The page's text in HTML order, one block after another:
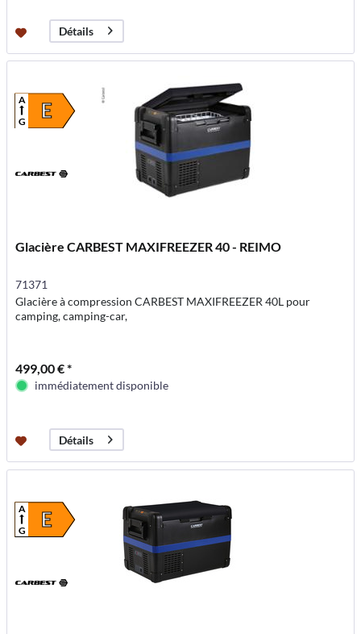
Détails
E
A
G
Glacière CARBEST MAXIFREEZER 40 - REIMO
71371
Glacière à compression CARBEST MAXIFREEZER 40L pour
camping, camping-car,
499,00 € *
immédiatement disponible
Détails
E
A
G